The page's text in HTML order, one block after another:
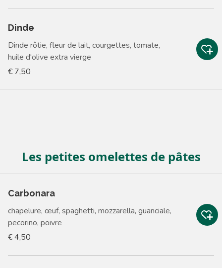
Dinde
Dinde rôtie, fleur de lait, courgettes, tomate,
huile d'olive extra vierge
€ 7,50
Les petites omelettes de pâtes
Carbonara
chapelure, œuf, spaghetti, mozzarella, guanciale,
pecorino, poivre
€ 4,50